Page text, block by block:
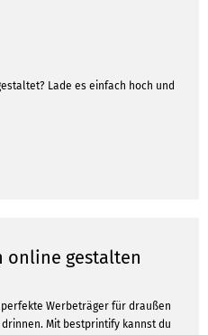
Lade es einfach hoch und
online gestalten
Werbeträger für draußen
Mit bestprintify kannst du